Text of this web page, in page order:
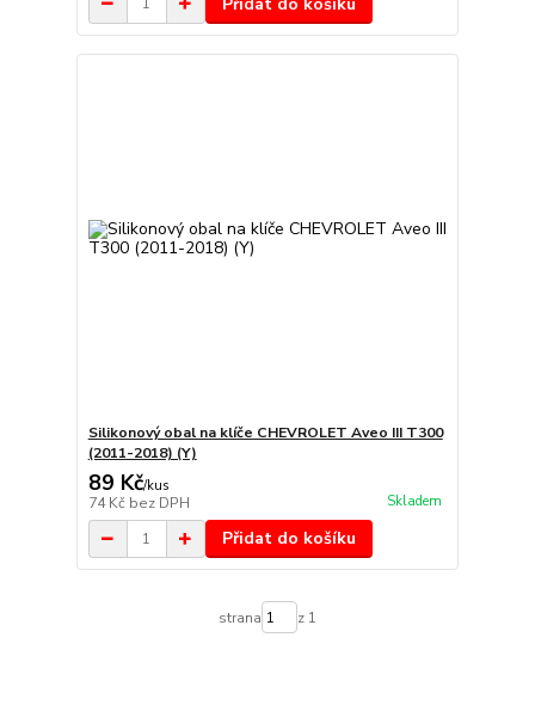
Silikonový obal na klíče CHEVROLET Aveo III T300
(2011-2018) (Y)
89 Kč/kus
74 Kč bez DPH Skladem
Přidat do košíku
strana z 1